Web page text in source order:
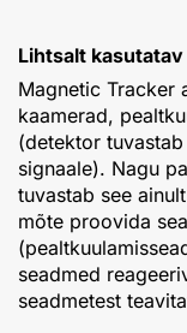
Lihtsalt kasutatav
Magnetic Tracker
kaamerad,
(detektor tuvastab
signaale). Nagu
tuvastab see
mõte proovida
seadmed
seadmetest